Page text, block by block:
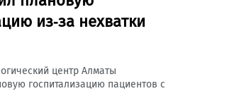
из-за нехватки
центр Алматы
госпитализацию пациентов с